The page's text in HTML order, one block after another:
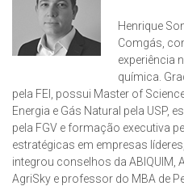
Henrique
Comgás,
experiência
química.
pela FEI, possui Master of
Energia e Gás Natural pela USP,
pela FGV e formação executiva
estratégicas em empresas
integrou conselhos da ABIQUIM,
AgriSky e professor do MBA de